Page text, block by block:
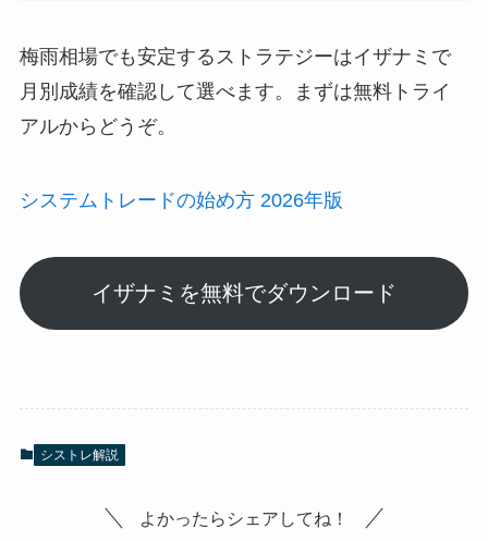
梅雨相場でも安定するストラテジーはイザナミで
月別成績を確認して選べます。まずは無料トライ
アルからどうぞ。
システムトレードの始め方 2026年版
イザナミを無料でダウンロード
シストレ解説
よかったらシェアしてね！